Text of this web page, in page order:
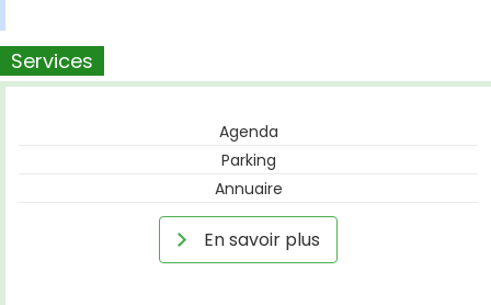
Services
Agenda
Parking
Annuaire
En savoir plus